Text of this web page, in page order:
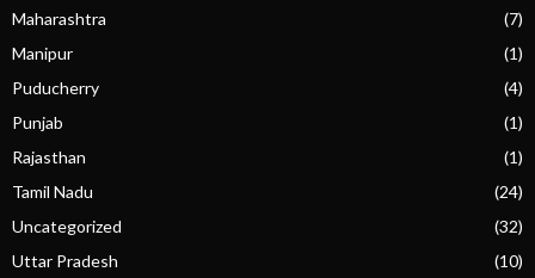
Maharashtra
(7)
Manipur
(1)
Puducherry
(4)
Punjab
(1)
Rajasthan
(1)
Tamil Nadu
(24)
Uncategorized
(32)
Uttar Pradesh
(10)